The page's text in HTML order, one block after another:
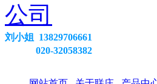
刘小姐 13829706661
020-32058382